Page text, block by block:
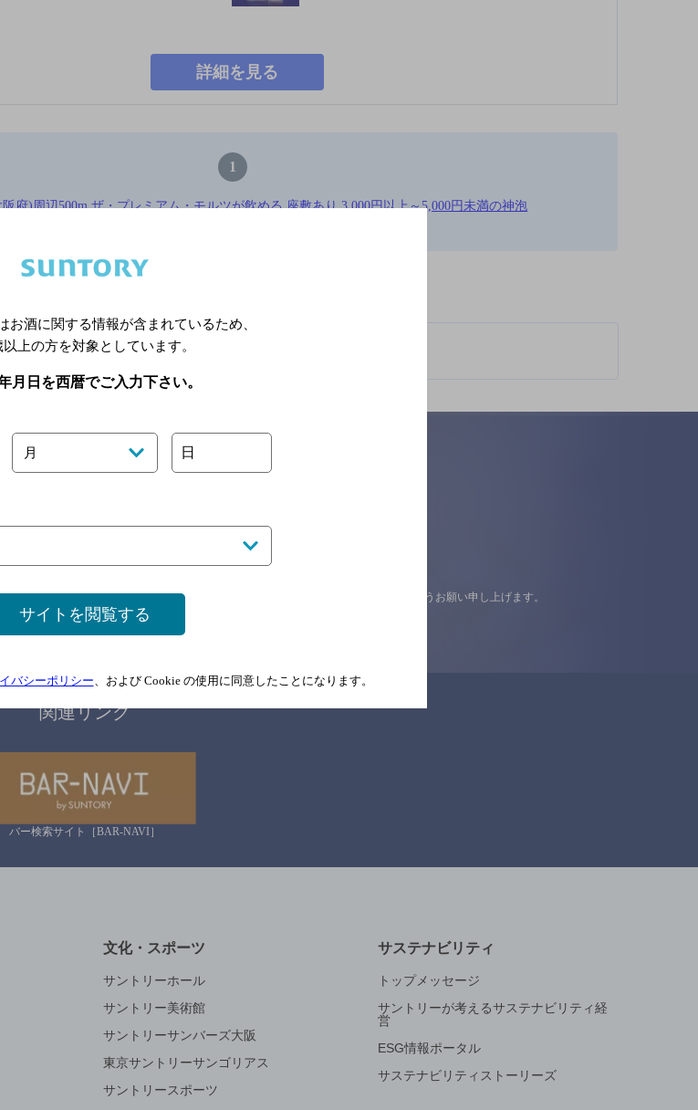
詳細を見る
1
府)周辺500m,ザ・プレミアム・モルツが飲める,座敷あり,3,000円以上～5,000円未満の神泡
関連ページ
しに変更されることがありますので、念のためお店にご確認の上ご来店くださいますようお願い申し上げます。
情報提供：ぐるなび
関連リンク
バー検索サイト［BAR-NAVI］
文化・スポーツ
サントリーホール
サントリー美術館
サントリーサンバーズ大阪
東京サントリーサンゴリアス
サントリースポーツ
サステナビリティ
トップメッセージ
サントリーが考えるサステナビリティ経
営
ESG情報ポータル
サステナビリティストーリーズ
お酒に関する情報が含まれているため、
以上の方を対象としています。
月日を西暦でご入力下さい。
月 日
サイトを閲覧する
バシーポリシー、および Cookie の使用に同意したことになります。